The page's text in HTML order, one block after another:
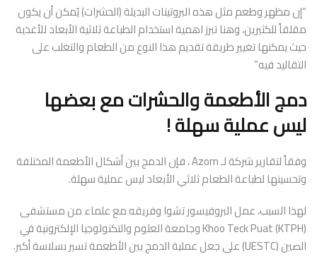
“إن مظهر وطعم مثل هذه البروتينات البديلة (الحشرات) يُمكن أن يكون
مقلقاً للكثيرين، وهنا تبرز اهمية استخدام الطباعة ثلاثية الأبعاد للأغذية
حيث يمكنها تغيير طريقة تقديم هذا النوع من الطعام والتغلب على
التقاليد فيه”
دمج الأطعمة والحشرات مع بعضها
ليس عملية سهلة !
وفقاً لتقارير شركة لـ Azom ، فإن الدمج بين أشكال الأطعمة المختلفة
وتحسينها لطباعة الطعام ثلاثي الأبعاد ليس عملية سهلة.
لهذا السبب، عمل البروفيسور تشوا وفريقه مع علماء من مستشفى
Khoo Teck Puat (KTPH) وجامعة العلوم والتكنولوجيا الإلكترونية في
الصين (UESTC) على جعل عملية الدمج بين الأطعمة تسير بسلاسة أكبر.